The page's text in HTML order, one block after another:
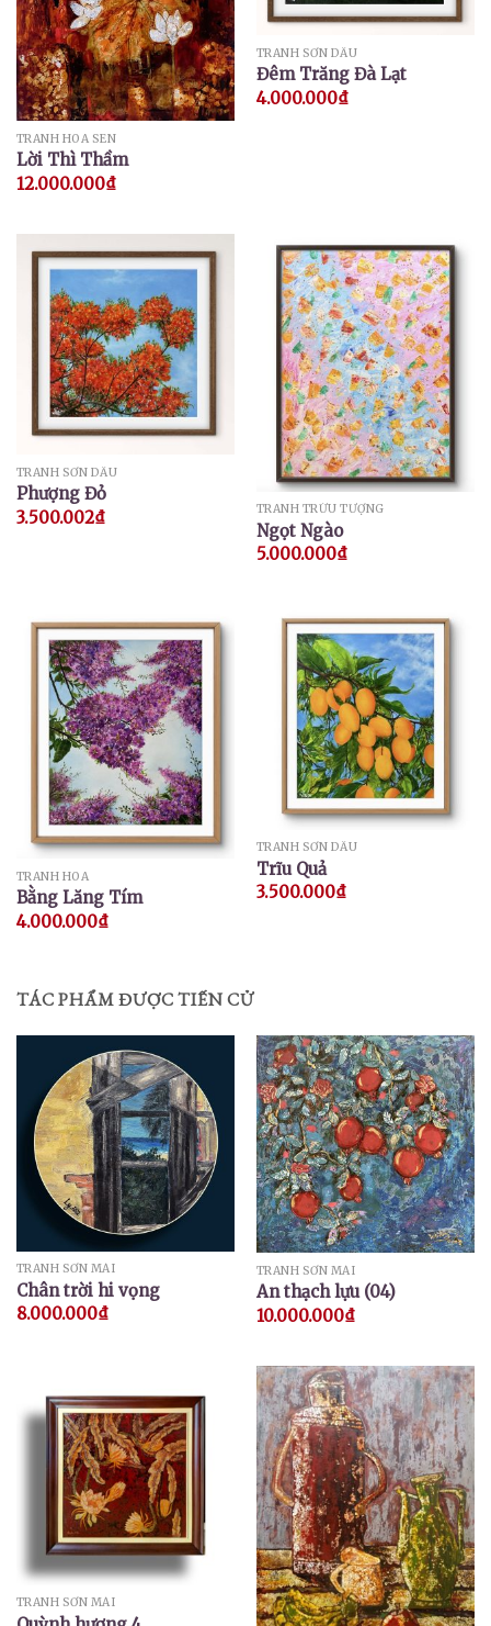
TRANH HOA SEN
Lời Thì Thầm
12.000.000₫
TRANH SƠN DẦU
Đêm Trăng Đà Lạt
4.000.000₫
TRANH SƠN DẦU
Phượng Đỏ
3.500.002₫ TRANH TRỪU TƯỢNG
Ngọt Ngào
5.000.000₫
TRANH HOA
Bằng Lăng Tím
4.000.000₫
TRANH SƠN DẦU
Trĩu Quả
3.500.000₫
TÁC PHẨM ĐƯỢC TIẾN CỬ
TRANH SƠN MÀI
Chân trời hi vọng
8.000.000₫
TRANH SƠN MÀI
An thạch lựu (04)
10.000.000₫
TRANH SƠN MÀI